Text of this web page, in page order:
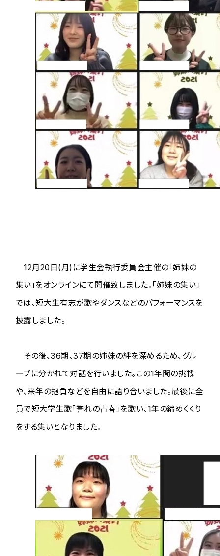
12月20日(月)に学生会執行委員会主催の「姉妹の
集い」をオンラインにて開催致しました。「姉妹の集い」
では、短大生有志が歌やダンスなどのパフォーマンスを
披露しました。
その後、36期、37期の姉妹の絆を深めるため、グル
ープに分かれて対話を行いました。この1年間の挑戦
や、来年の抱負などを自由に語り合いました。最後に全
員で短大学生歌「誉れの青春」を歌い、1年の締めくくり
をする集いとなりました。